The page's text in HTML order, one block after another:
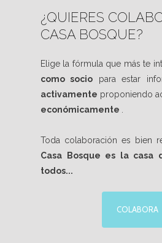
¿QUIERES
CASA BOSQUE?
Elige la fórmula que más te
como socio para estar
activamente proponiendo
económicamente
Toda colaboración es bien
Casa Bosque es la casa
todos...
COLABORA